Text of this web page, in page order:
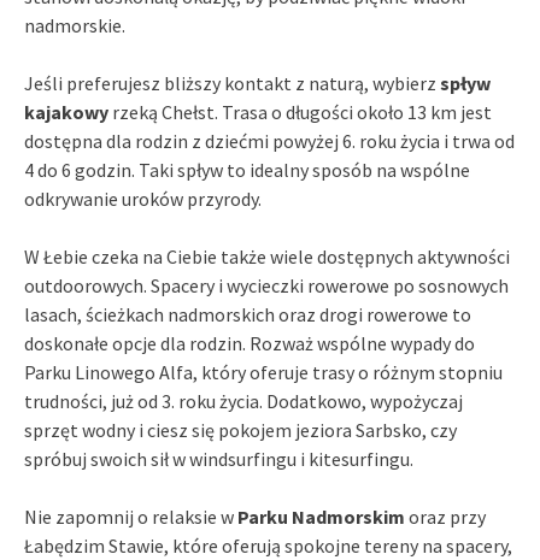
nadmorskie.
Jeśli preferujesz bliższy kontakt z naturą, wybierz spływ
kajakowy rzeką Chełst. Trasa o długości około 13 km jest
dostępna dla rodzin z dziećmi powyżej 6. roku życia i trwa od
4 do 6 godzin. Taki spływ to idealny sposób na wspólne
odkrywanie uroków przyrody.
W Łebie czeka na Ciebie także wiele dostępnych aktywności
outdoorowych. Spacery i wycieczki rowerowe po sosnowych
lasach, ścieżkach nadmorskich oraz drogi rowerowe to
doskonałe opcje dla rodzin. Rozważ wspólne wypady do
Parku Linowego Alfa, który oferuje trasy o różnym stopniu
trudności, już od 3. roku życia. Dodatkowo, wypożyczaj
sprzęt wodny i ciesz się pokojem jeziora Sarbsko, czy
spróbuj swoich sił w windsurfingu i kitesurfingu.
Nie zapomnij o relaksie w Parku Nadmorskim oraz przy
Łabędzim Stawie, które oferują spokojne tereny na spacery,